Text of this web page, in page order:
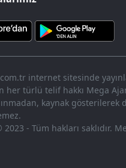
internet sitesinde
her türlü telif hakkı Mega
kaynak gösterilerek
- Tüm hakları saklıdır.